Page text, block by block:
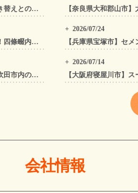
太陽光パネル設置前に「屋根カバー工法」をすべき理由！葺き替えとの違いや費用・雨漏り対策をプロが解説
四條畷市の屋根工事・外壁工事・外装リフォームはゼファン！四條畷内の工事事例もご紹介
吹田市の屋根工事・外壁工事・外装リフォームはゼファン！吹田市内の工事事例もご紹介
2026/07/24
2026/07/14
会社情報